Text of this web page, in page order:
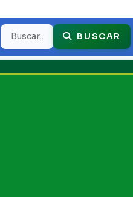
Buscar BUSCAR